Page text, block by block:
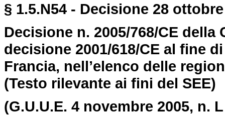
§ 1.5.N54 - Decisione 28
Decisione n. 2005/768/CE
decisione 2001/618/CE al fine
Francia, nell’elenco delle
(Testo rilevante ai fini del SEE)
(G.U.U.E. 4 novembre 2005, n.